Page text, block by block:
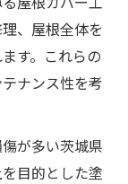
、屋根全体を
す。これらの
ナンス性を考
が多い茨城県
目的とした塗